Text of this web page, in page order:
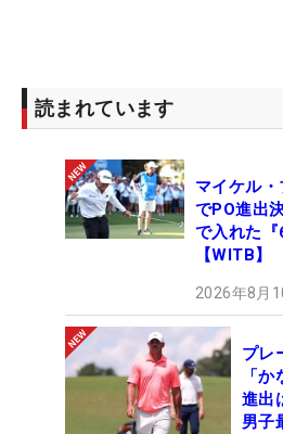
読まれています
マイケル
でPO進出
で入れた
【WITB】
2026年8月
プレ
「
進出
男子